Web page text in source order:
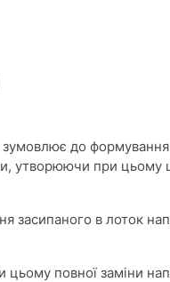
зумовлює до
утворюючи при цьому
засипаного в лоток
цьому повної заміни